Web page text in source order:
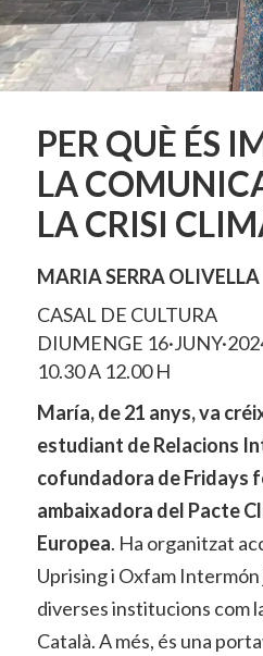
PER QUÈ ÉS
LA
LA CRISI
MARIA SERRA OLIVELLA
CASAL DE CULTURA
DIUMENGE
10.30 A 12.00 H
María, de 21 anys, va
estudiant de Relacions
cofundadora de Fridays
ambaixadora del Pacte
Europea. Ha organitzat
Uprising i Oxfam
diverses institucions com
Català. A més, és una